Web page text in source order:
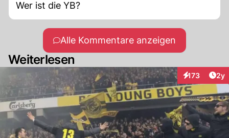
Wer ist die YB?
Alle Kommentare anzeigen
Weiterlesen
173
Interaktionen
2y